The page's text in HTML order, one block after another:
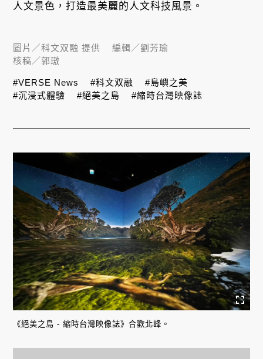
人文景色，打造最美麗的人文科技風景。
《絕美之島 - 縮時台灣映像誌》合歡北峰。
圖片／科文双融 提供 編輯／劉芳瑜
核稿／郭璈
#VERSE News #科文双融
#島嶼之美
#沉浸式體驗
#絕美之島 #縮時台灣映像誌